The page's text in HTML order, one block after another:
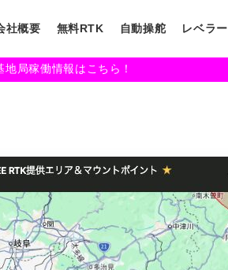
社概要 無料RTK 自動操舵 レベラー
地局稼働情報はこちら！